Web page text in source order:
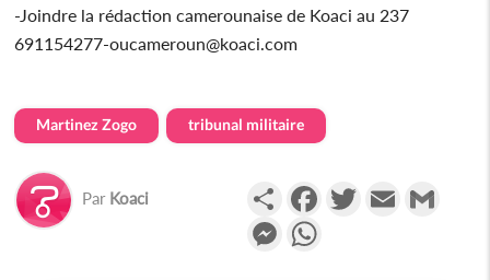
-Joindre la rédaction camerounaise de Koaci au 237
691154277-oucameroun@koaci.com
Martinez Zogo tribunal militaire
Par Koaci PartagerFacebookTwitterEmail
Messenger